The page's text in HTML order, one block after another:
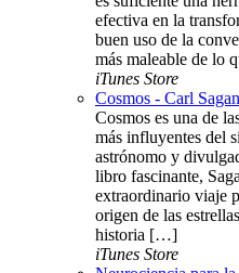
efectiva en la
buen uso de la
más maleable de lo
iTunes Store
Cosmos - Carl Sagan
Cosmos es una de
más influyentes del
astrónomo y
libro fascinante,
extraordinario viaje
origen de las
historia […]
iTunes Store